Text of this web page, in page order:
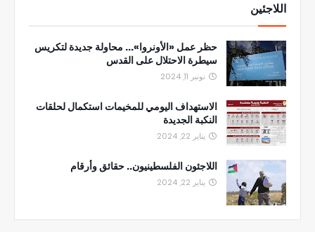
اللاجئين
حظر عمل «الأونروا»... محاولة جديدة لتكريس
سيطرة الاحتلال على القدس
نونبر 11, 2024
الاستهداف اليومي للمخيمات استكمال لحلقات
النكبة الجديدة
يناير 22, 2024
اللاجئون الفلسطينيون.. حقائق وأرقام
يناير 22, 2024